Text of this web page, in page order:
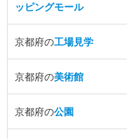
ッピングモール
京都府の工場見学
京都府の美術館
京都府の公園